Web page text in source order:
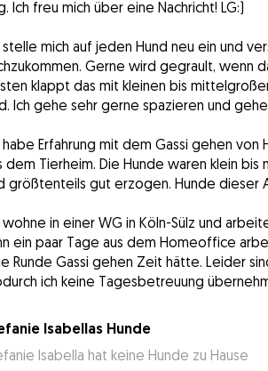
Ich freu mich über eine Nachricht! LG:)
stelle mich auf jeden Hund neu ein und
Gerne wird gegrault, wenn
klappt das mit kleinen bis
Ich gehe sehr gerne spazieren und
habe Erfahrung mit dem Gassi gehen von
dem Tierheim. Die Hunde waren klein
größtenteils gut erzogen. Hunde dieser
wohne in einer WG in Köln-Sülz und
ein paar Tage aus dem Homeoffice
Runde Gassi gehen Zeit hätte. Leider
ich keine Tagesbetreuung
Isabellas Hunde
Isabella hat keine Hunde zu Hause